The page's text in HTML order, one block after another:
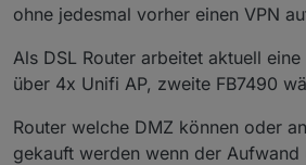
ohne jedesmal vorher einen VPN
Als DSL Router arbeitet aktuell
über 4x Unifi AP, zweite FB7490
Router welche DMZ können oder
gekauft werden wenn der Aufwand